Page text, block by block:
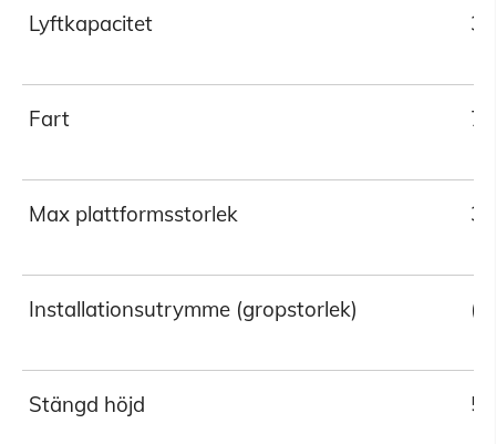
Lyftkapacitet
Fart
Max plattformsstorlek
Installationsutrymme (gropstorlek)
Stängd höjd